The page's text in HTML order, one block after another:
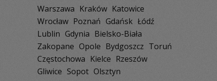
Warszawa Kraków Katowice
Wrocław Poznań Gdańsk Łódź
Lublin Gdynia Bielsko-Biała
Zakopane Opole Bydgoszcz Toruń
Częstochowa Kielce Rzeszów
Gliwice Sopot Olsztyn